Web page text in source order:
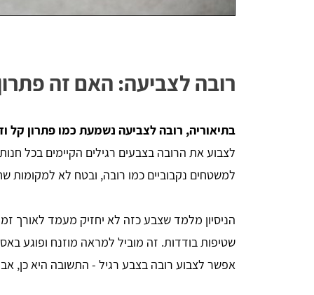
רובה לצביעה: האם זה
בתיאוריה, רובה לצביעה נשמעת כמו פתרון קל
לצבוע את הרובה בצבעים רגילים הקיימים בכל
למשטחים נקבוביים כמו רובה, ובטח לא למקומות
הניסיון מלמד שצבע כזה לא יחזיק מעמד לאורך
שטיפות בודדות. זה מוביל למראה מוזנח ופוגע
אפשר לצבוע רובה בצבע רגיל - התשובה היא כן,